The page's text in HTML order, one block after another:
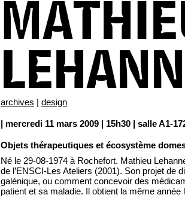
archives | design
| mercredi 11 mars 2009 | 15h30 | salle A1-
Objets thérapeutiques et écosystème
Né le 29-08-1974 à Rochefort. Mathieu
de l’ENSCI-Les Ateliers (2001). Son projet de
galénique, ou comment concevoir des
patient et sa maladie. Il obtient la même année